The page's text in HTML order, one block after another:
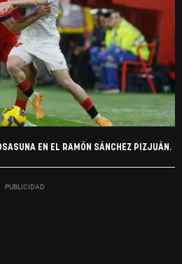
EN EL RAMÓN SÁNCHEZ PIZJUÁN.